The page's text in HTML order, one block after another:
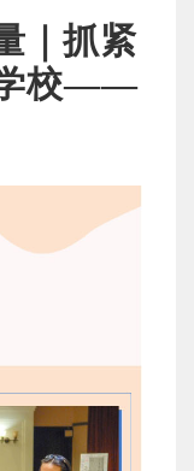
｜抓紧
学校——